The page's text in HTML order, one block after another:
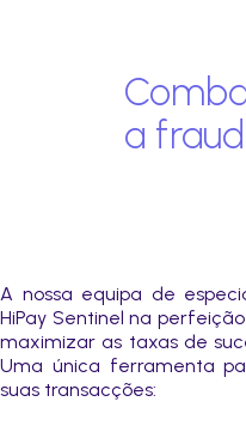
a
A nossa equipa de
HiPay Sentinel na
maximizar as taxas de
Uma única ferramenta
suas transacções: